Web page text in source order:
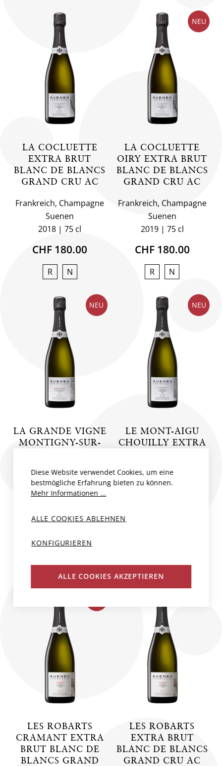
LA COCLUETTE
EXTRA BRUT
BLANC DE BLANCS
GRAND CRU AC
Frankreich, Champagne
Suenen
2018
75 cl
CHF 180.00
R N
NEU
LA COCLUETTE
OIRY EXTRA BRUT
BLANC DE BLANCS
GRAND CRU AC
Frankreich, Champagne
Suenen
2019
75 cl
CHF 180.00
R N
NEU
LA GRANDE VIGNE
MONTIGNY-SUR-
Frankreich, Champagne
Suenen
CHF 160.00
R N
NEU
LE MONT-AIGU
CHOUILLY EXTRA
CRU AC
R N
LES ROBARTS
CRAMANT EXTRA
BRUT BLANC DE
BLANCS GRAND
LES ROBARTS
EXTRA BRUT
BLANC DE BLANCS
GRAND CRU AC
Diese Website verwendet Cookies, um eine
bestmögliche Erfahrung bieten zu können.
Mehr Informationen ...
ALLE COOKIES ABLEHNEN
KONFIGURIEREN
ALLE COOKIES AKZEPTIEREN